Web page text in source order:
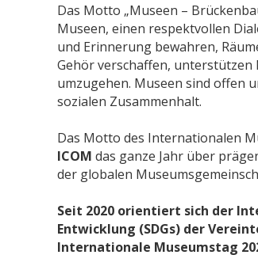
Das Motto „Museen –
Museen, einen respektvollen
und Erinnerung bewahren,
Gehör verschaffen,
umzugehen. Museen sind offen
sozialen Zusammenhalt.
Das Motto des Internationalen
ICOM das ganze Jahr über
der globalen
Seit 2020 orientiert sich der
Entwicklung (SDGs) der
Internationale Museumstag